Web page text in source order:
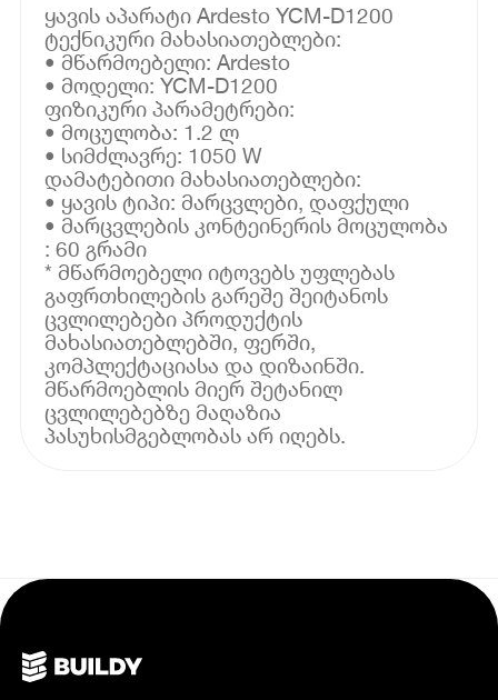
ყავის აპარატი Ardesto YCM-D1200
ტექნიკური მახასიათებლები:
• მწარმოებელი: Ardesto
• მოდელი: YCM-D1200
ფიზიკური პარამეტრები:
• მოცულობა: 1.2 ლ
• სიმძლავრე: 1050 W
დამატებითი მახასიათებლები:
• ყავის ტიპი: მარცვლები, დაფქული
• მარცვლების კონტეინერის მოცულობა
: 60 გრამი
* მწარმოებელი იტოვებს უფლებას
გაფრთხილების გარეშე შეიტანოს
ცვლილებები პროდუქტის
მახასიათებლებში, ფერში,
კომპლექტაციასა და დიზაინში.
მწარმოებლის მიერ შეტანილ
ცვლილებებზე მაღაზია
პასუხისმგებლობას არ იღებს.